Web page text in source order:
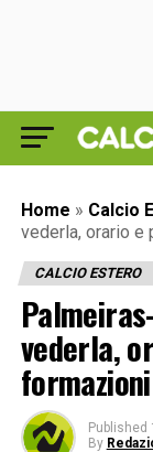
Home » Calcio
vederla, orario e
CALCIO ESTERO
vederla,
formazioni
Published
By